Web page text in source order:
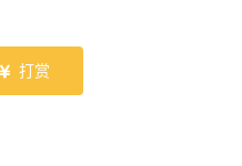
 打赏